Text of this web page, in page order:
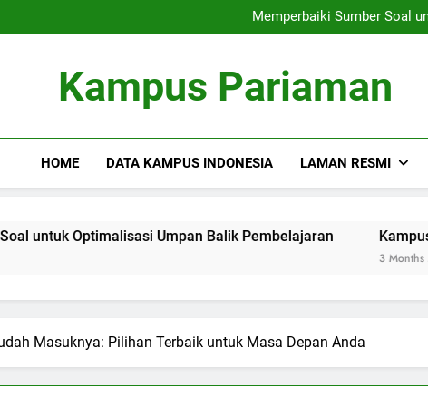
Memperbaiki Sumber Soal
Memperbaiki Sumber Soal
Kampus Pariaman
HOME DATA KAMPUS INDONESIA LAMAN RESMI
Umpan Balik Pembelajaran Kampus Virtual:
Masuknya: Pilihan Terbaik untuk Masa Depan Anda